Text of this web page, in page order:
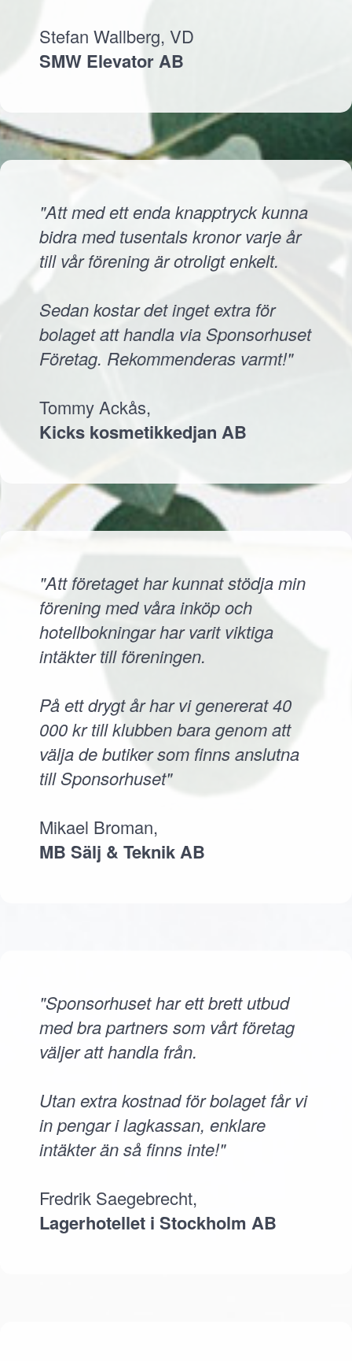
Stefan Wallberg, VD
SMW Elevator AB
"Att med ett enda knapptryck kunna
bidra med tusentals kronor varje år
till vår förening är otroligt enkelt.
Sedan kostar det inget extra för
bolaget att handla via Sponsorhuset
Företag. Rekommenderas varmt!"
Tommy Ackås,
Kicks kosmetikkedjan AB
"Att företaget har kunnat stödja min
förening med våra inköp och
hotellbokningar har varit viktiga
intäkter till föreningen.
På ett drygt år har vi genererat 40
000 kr till klubben bara genom att
välja de butiker som finns anslutna
till Sponsorhuset"
Mikael Broman,
MB Sälj & Teknik AB
"Sponsorhuset har ett brett utbud
med bra partners som vårt företag
väljer att handla från.
Utan extra kostnad för bolaget får vi
in pengar i lagkassan, enklare
intäkter än så finns inte!"
Fredrik Saegebrecht,
Lagerhotellet i Stockholm AB